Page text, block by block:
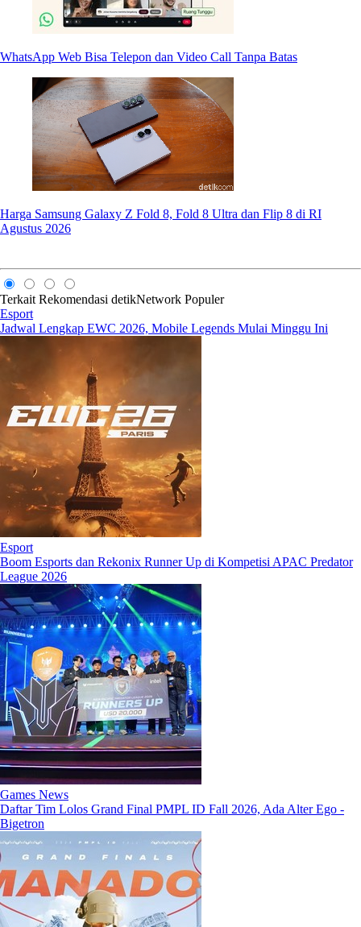
WhatsApp Web Bisa Telepon dan Video Call Tanpa Batas
Harga Samsung Galaxy Z Fold 8, Fold 8 Ultra dan Flip 8 di RI
Agustus 2026
Terkait Rekomendasi detikNetwork Populer
Esport
Jadwal Lengkap EWC 2026, Mobile Legends Mulai Minggu Ini
Esport
Boom Esports dan Rekonix Runner Up di Kompetisi APAC Predator
League 2026
Games News
Daftar Tim Lolos Grand Final PMPL ID Fall 2026, Ada Alter Ego -
Bigetron